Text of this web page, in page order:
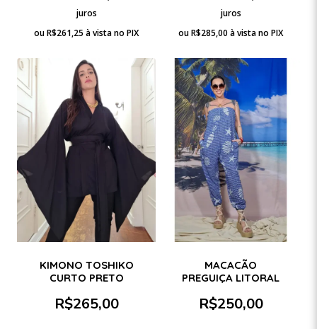
juros
ouR$261,25 à vista no PIX
juros
ouR$285,00 à vista no PIX
KIMONO TOSHIKO
CURTO PRETO
R$265,00
MACACÃO
PREGUIÇA LITORAL
R$250,00